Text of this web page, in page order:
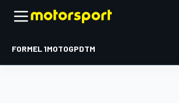
FORMEL 1MOTOGPDTM